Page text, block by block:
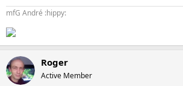
mfG André :hippy:
Roger
Active Member